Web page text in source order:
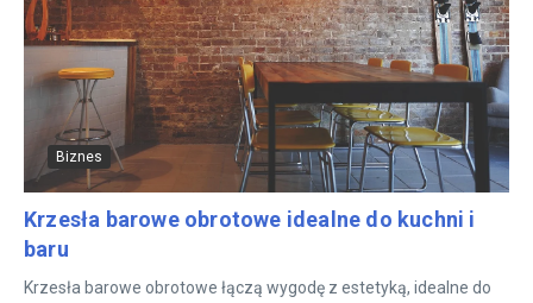
Biznes
Krzesła barowe obrotowe idealne do kuchni i
baru
Krzesła barowe obrotowe łączą wygodę z estetyką, idealne do